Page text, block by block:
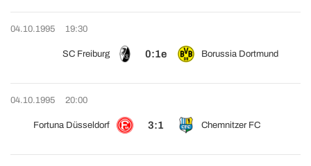
04.10.1995 19:30
SC Freiburg 0:1e Borussia Dortmund
04.10.1995 20:00
Fortuna Düsseldorf 3:1 Chemnitzer FC